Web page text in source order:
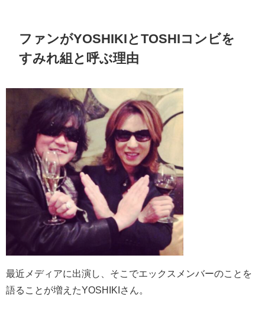
ファンがYOSHIKIとTOSHIコンビを
すみれ組と呼ぶ理由
最近メディアに出演し、そこでエックスメンバーのことを
語ることが増えたYOSHIKIさん。